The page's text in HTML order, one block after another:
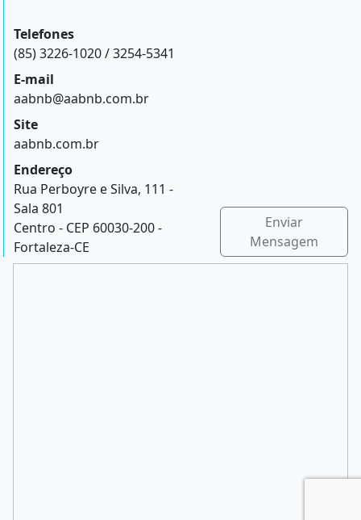
Telefones
(85) 3226-1020 / 3254-5341
E-mail
aabnb@aabnb.com.br
Site
aabnb.com.br
Endereço
Rua Perboyre e Silva, 111 -
Sala 801
Centro - CEP 60030-200 -
Fortaleza-CE
Enviar
Mensagem